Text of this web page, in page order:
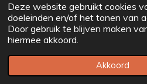
Deze website gebruikt cookies
doeleinden en/of het tonen van
Door gebruik te blijven maken
hiermee akkoord.
Akkoord